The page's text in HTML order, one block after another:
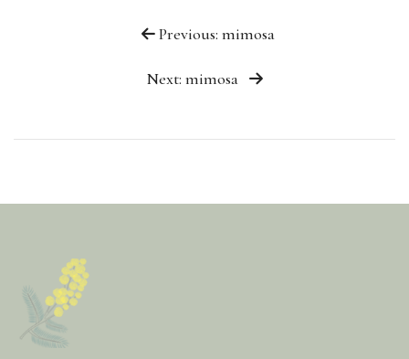
Previous: mimosa
Next: mimosa